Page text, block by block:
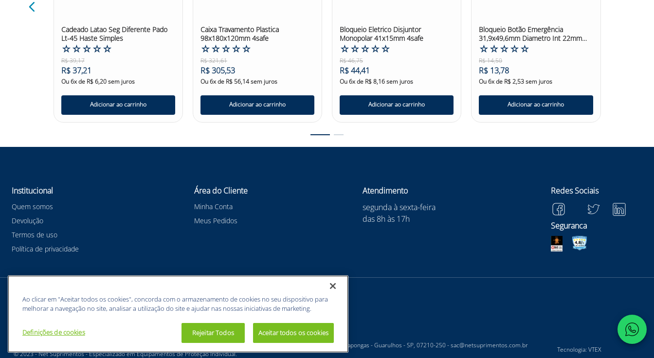
Cadeado Latao Seg Diferente Pado
Lt-45 Haste Simples
☆☆☆☆☆
R$39,17
R$ 37,21
Ou6x de R$ 6,20sem juros
Adicionar ao carrinho
Caixa Travamento Plastica
98x180x120mm 4safe
☆☆☆☆☆
R$321,61
R$305,53
Ou6x de R$56,14sem juros
Adicionar ao carrinho
Bloqueio Eletrico Disjuntor
Monopolar 41x15mm 4safe
☆☆☆☆☆
R$46,75
R$44,41
Ou6x de R$8,16sem juros
Adicionar ao carrinho
Bloqueio Botão Emergência
31,9x49,6mm Diametro Int 22mm
4safe
☆☆☆☆☆
R$14,50
R$ 13,78
Ou6x de R$2,53sem juros
Adicionar ao carrinho
Institucional
Quem somos
Devolução
Termos de uso
Política de privacidade
Área do Cliente
Minha Conta
Meus Pedidos
Atendimento
segunda à sexta-feira
das 8h às 17h
Redes Sociais
Seguranca
Meios de pagamentos
BUNZL EQUIPAMENTOS PARA PROTEÇÃO INDIVIDUAL. - CNPJ: 43.854.777/0001-26 - Estrada Velha Guarulhos, 5135 - Jardim Arapongas - Guarulhos - SP, 07210-250 -sac@netsuprimentos.com.br
© 2023 - Net Suprimentos - Especializado em Equipamentos de Proteção Individual.
Tecnologia: VTEX
Ao clicar em "Aceitar todos os cookies", concorda com o armazenamento de cookies no seu dispositivo para
melhorar a navegação no site, analisar a utilização do site e ajudar nas nossas iniciativas de marketing.
Definições de cookies Rejeitar Todos Aceitar todos os cookies